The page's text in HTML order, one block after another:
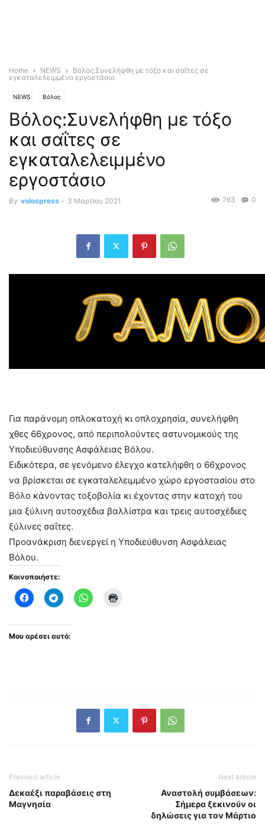
Home NEWS
Βόλος:Συνελήφθη με τόξο και σαΐτες σε
εγκαταλελειμμένο εργοστάσιο
NEWS Βόλος
Βόλος:Συνελήφθη με τόξο
και σαΐτες σε
εγκαταλελειμμένο
εργοστάσιο
By volospress - 3 Μαρτίου 2021 0
763
Για παράνομη οπλοκατοχή κι οπλοχρησία, συνελήφθη
χθες 66χρονος, από περιπολούντες αστυνομικούς της
Υποδιεύθυνσης Ασφάλειας Βόλου.
Ειδικότερα, σε γενόμενο έλεγχο κατελήφθη ο 66χρονος
να βρίσκεται σε εγκαταλελειμμένο χώρο εργοστασίου στο
Βόλο κάνοντας τοξοβολία κι έχοντας στην κατοχή του
μια ξύλινη αυτοσχέδια βαλλίστρα και τρεις αυτοσχέδιες
ξύλινες σαΐτες.
Προανάκριση διενεργεί η Υποδιεύθυνση Ασφάλειας
Βόλου.
Κοινοποιήστε:
Μου αρέσει αυτό:
Previous article
Δεκαέξι παραβάσεις στη
Μαγνησία
Next article
Αναστολή συμβάσεων:
Σήμερα ξεκινούν οι
δηλώσεις για τον Μάρτιο